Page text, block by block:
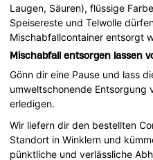
Laugen, Säuren), flüssige
Speisereste und Telwolle
Mischabfallcontainer entsorgt
Mischabfall entsorgen lassen
Gönn dir eine Pause und lass
umweltschonende Entsorgung
erledigen.
Wir liefern dir den bestellten
Standort in Winklern und
pünktliche und verlässliche